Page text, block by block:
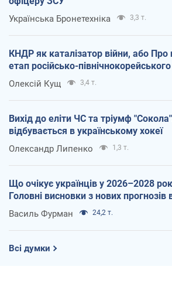
Українська Бронетехніка 3,3 т.
КНДР як каталізатор війни, або Про
етап російсько-
Олексій Кущ 3,4 т.
Вихід до еліти ЧС та тріумф
відбувається в українському хокеї
Олександр Липенко 1,3 т.
Що очікує українців у 2026–2028
Головні висновки з нових прогнозів
Василь Фурман 24,2 т.
Всі думки